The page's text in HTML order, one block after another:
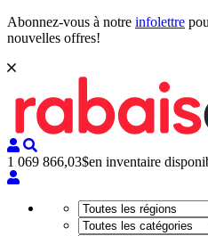
Abonnez-vous à notre infolettre
nouvelles offres!
1 069 866,03$en inventaire